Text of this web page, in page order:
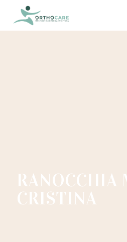
RANOCCHIA
CRISTINA